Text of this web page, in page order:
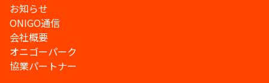
お知らせ
ONIGO通信
会社概要
オニゴーパーク
協業パートナー